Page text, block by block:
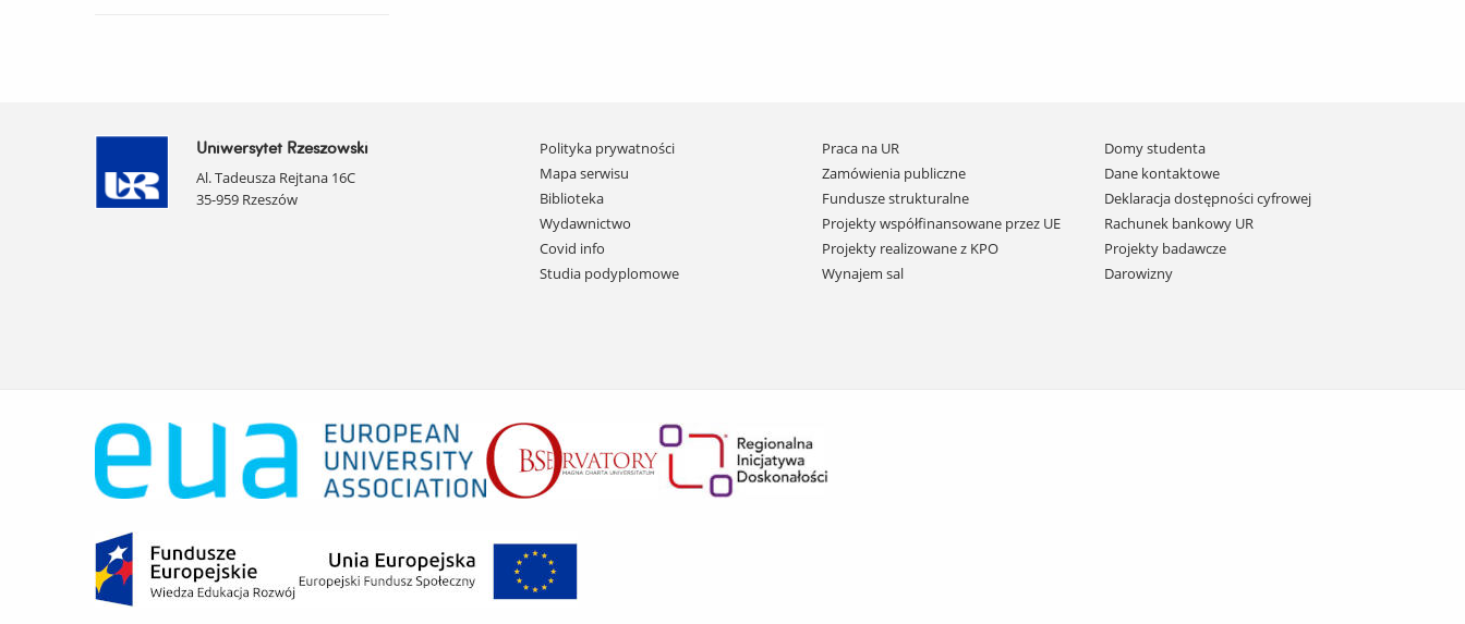
Uniwersytet Rzeszowski
Al. Tadeusza Rejtana 16C
35-959 Rzeszów
Pomiń
nawigację
i
przejdź
do
treści
Polityka prywatności
Mapa serwisu
Biblioteka
Wydawnictwo
Covid info
Studia podyplomowe
Praca na UR
Zamówienia publiczne
Fundusze strukturalne
Projekty współfinansowane przez UE
Projekty realizowane z KPO
Wynajem sal
Domy studenta
Dane kontaktowe
Deklaracja dostępności cyfrowej
Rachunek bankowy UR
Projekty badawcze
Darowizny